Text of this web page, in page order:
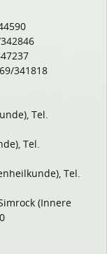
341818
Tel.
Tel.
Tel.
(Innere